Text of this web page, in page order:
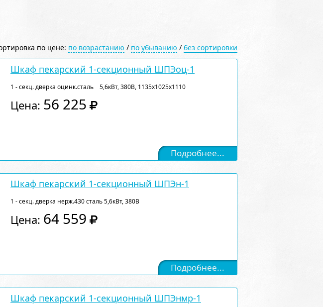
по цене: по возрастанию / по убыванию / без сортировки
Шкаф пекарский 1-секционный ШПЭоц-1
1 - секц. дверка оцинк.сталь 5,6кВт, 380В, 1135x1025x1110
Цена: 56 225
Подробнее...
Шкаф пекарский 1-секционный ШПЭн-1
1 - секц. дверка нерж.430 сталь 5,6кВт, 380В
Цена: 64 559
Подробнее...
Шкаф пекарский 1-секционный ШПЭнмр-1